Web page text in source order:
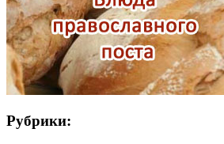
Рубрики: